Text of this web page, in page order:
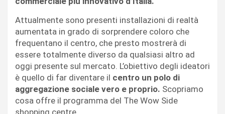
Attualmente sono presenti installazioni di realtà
aumentata in grado di sorprendere coloro che
frequentano il centro, che presto mostrerà di
essere totalmente diverso da qualsiasi altro ad
oggi presente sul mercato. L’obiettivo degli ideatori
è quello di far diventare il centro un polo di
aggregazione sociale vero e proprio. Scopriamo
cosa offre il programma del The Wow Side
shopping centre.